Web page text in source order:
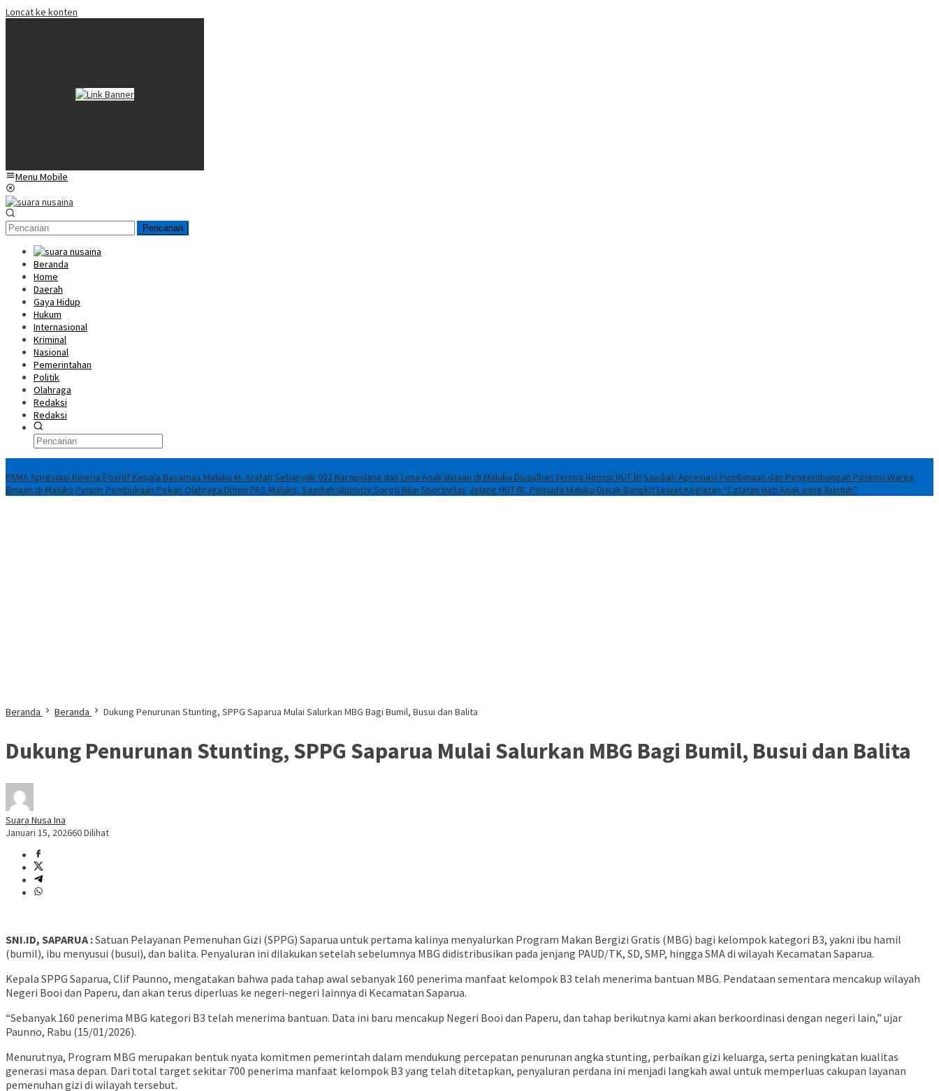
Loncat ke konten
Menu Mobile
Pencarian
Beranda
Home
Daerah
Gaya Hidup
Hukum
Internasional
Kriminal
Nasional
Pemerintahan
Politik
Olahraga
Redaksi
Redaksi
PAMA Apresiasi Kinerja Positif Kepala Basarnas Maluku M. Arafah Sebanyak 922 Narapidana dan Lima Anak Binaan di Maluku Diusulkan Terima Remisi HUT RI Saadiah Apresiasi Pembinaan dan Pengembangan Potensi Warga
Binaan di Maluku Pimpin Pembukaan Pekan Olahraga Ditjen PAS Maluku, Saadiah Uluputty Soroti Nilai Sportivitas Jelang HUT RI, Pemuda Maluku Diajak Bangkit Lewat Kegiatan “Catatan Hati Anak yang Runtuh”
Beranda Beranda Dukung Penurunan Stunting, SPPG Saparua Mulai Salurkan MBG Bagi Bumil, Busui dan Balita
Dukung Penurunan Stunting, SPPG Saparua Mulai Salurkan MBG Bagi Bumil, Busui dan Balita
Suara Nusa Ina
Januari 15, 202660 Dilihat
SNI.ID, SAPARUA :Satuan Pelayanan Pemenuhan Gizi (SPPG) Saparua untuk pertama kalinya menyalurkan Program Makan Bergizi Gratis (MBG) bagi kelompok kategori B3, yakni ibu hamil
(bumil), ibu menyusui (busui), dan balita. Penyaluran ini dilakukan setelah sebelumnya MBG didistribusikan pada jenjang PAUD/TK, SD, SMP, hingga SMA di wilayah Kecamatan Saparua.
Kepala SPPG Saparua, Clif Paunno, mengatakan bahwa pada tahap awal sebanyak 160 penerima manfaat kelompok B3 telah menerima bantuan MBG. Pendataan sementara mencakup wilayah
Negeri Booi dan Paperu, dan akan terus diperluas ke negeri-negeri lainnya di Kecamatan Saparua.
“Sebanyak 160 penerima MBG kategori B3 telah menerima bantuan. Data ini baru mencakup Negeri Booi dan Paperu, dan tahap berikutnya kami akan berkoordinasi dengan negeri lain,” ujar
Paunno, Rabu (15/01/2026).
Menurutnya, Program MBG merupakan bentuk nyata komitmen pemerintah dalam mendukung percepatan penurunan angka stunting, perbaikan gizi keluarga, serta peningkatan kualitas
generasi masa depan. Dari total target sekitar 700 penerima manfaat kelompok B3 yang telah ditetapkan, penyaluran perdana ini menjadi langkah awal untuk memperluas cakupan layanan
pemenuhan gizi di wilayah tersebut.